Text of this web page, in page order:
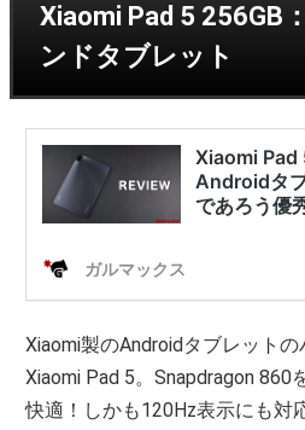
Xiaomi Pad 5 256GB
ンドタブレット
Xiaomi製のAndroidタブレット
Xiaomi Pad 5。Snapdragon 860
快適！しかも120Hz表示にも対